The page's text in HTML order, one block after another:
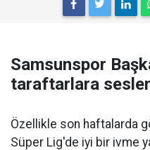
Samsunspor
taraftarlara
Özellikle son haftalarda
Süper Lig'de iyi bir ivme